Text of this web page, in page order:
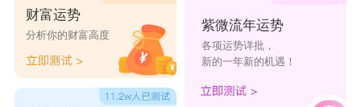
财富运势
分析你的财富高度
紫微流年运势
各项运势详批，
新的一年新的机遇！